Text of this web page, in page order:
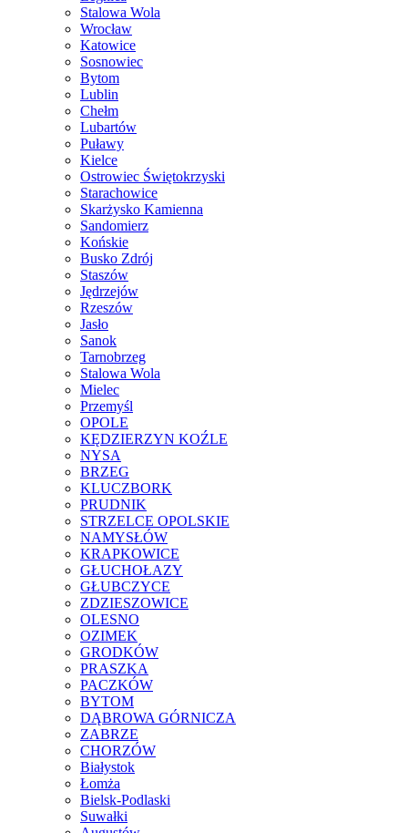
Stalowa Wola
Wrocław
Katowice
Sosnowiec
Bytom
Lublin
Chełm
Lubartów
Puławy
Kielce
Ostrowiec Świętokrzyski
Starachowice
Skarżysko Kamienna
Sandomierz
Końskie
Busko Zdrój
Staszów
Jędrzejów
Rzeszów
Jasło
Sanok
Tarnobrzeg
Stalowa Wola
Mielec
Przemyśl
OPOLE
KĘDZIERZYN KOŹLE
NYSA
BRZEG
KLUCZBORK
PRUDNIK
STRZELCE OPOLSKIE
NAMYSŁÓW
KRAPKOWICE
GŁUCHOŁAZY
GŁUBCZYCE
ZDZIESZOWICE
OLESNO
OZIMEK
GRODKÓW
PRASZKA
PACZKÓW
BYTOM
DĄBROWA GÓRNICZA
ZABRZE
CHORZÓW
Białystok
Łomża
Bielsk-Podlaski
Suwałki